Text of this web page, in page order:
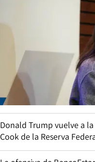
Donald Trump vuelve a la
Cook de la Reserva